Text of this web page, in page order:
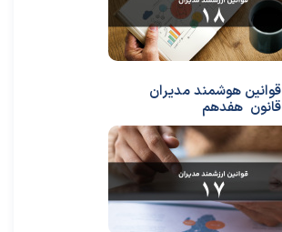
قوانین هوشمند مدیران
قانون هفدهم